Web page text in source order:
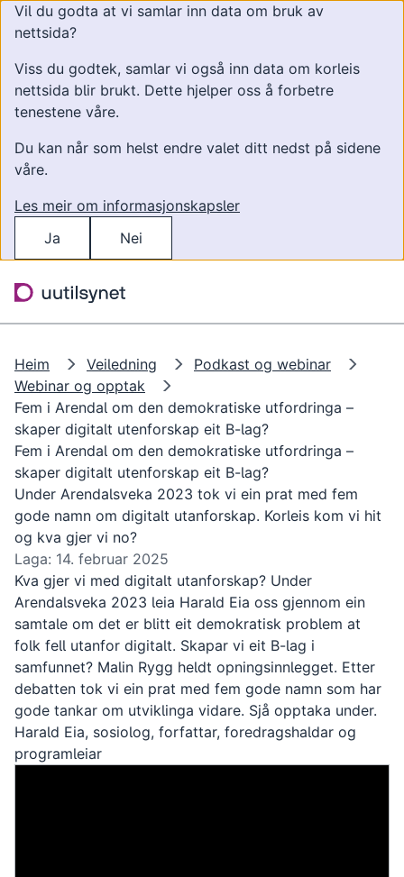
Vil du godta at vi samlar inn data om bruk av
nettsida?
Viss du godtek, samlar vi også inn data om korleis
nettsida blir brukt. Dette hjelper oss å forbetre
tenestene våre.
Du kan når som helst endre valet ditt nedst på sidene
våre.
Les meir om informasjonskapsler
Ja
Nei
Heim Veiledning
Podkast og webinar
Webinar og opptak
Fem i Arendal om den demokratiske utfordringa –
skaper digitalt utenforskap eit B-lag?
Fem i Arendal om den demokratiske utfordringa –
skaper digitalt utenforskap eit B-lag?
Under Arendalsveka 2023 tok vi ein prat med fem
gode namn om digitalt utanforskap. Korleis kom vi hit
og kva gjer vi no?
Laga: 14. februar 2025
Kva gjer vi med digitalt utanforskap? Under
Arendalsveka 2023 leia Harald Eia oss gjennom ein
samtale om det er blitt eit demokratisk problem at
folk fell utanfor digitalt. Skapar vi eit B-lag i
samfunnet? Malin Rygg heldt opningsinnlegget. Etter
debatten tok vi ein prat med fem gode namn som har
gode tankar om utviklinga vidare. Sjå opptaka under.
Harald Eia, sosiolog, forfattar, foredragshaldar og
programleiar